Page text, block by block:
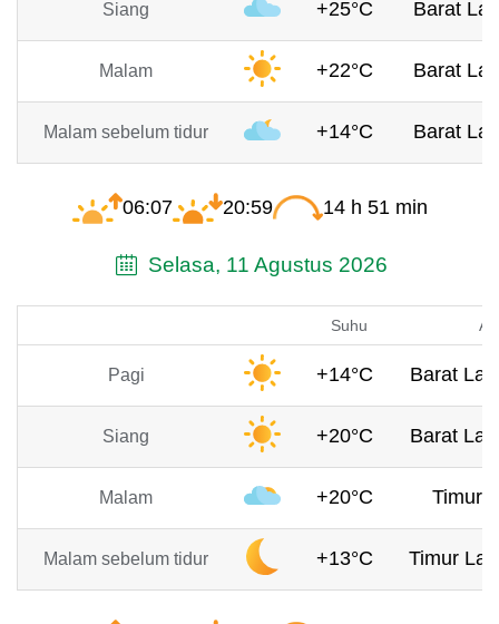
Siang +25°C Barat
Malam +22°C Barat
Malam sebelum tidur +14°C Barat
06:07 20:59 14 h 51 min
Selasa, 11 Agustus 2026
Suhu
Pagi +14°C Barat
Siang +20°C Barat
Malam +20°C Timur,
Malam sebelum tidur +13°C Timur